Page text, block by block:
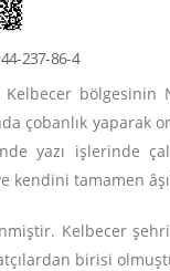
237-86-4
çobanlık yaparak
yazı işlerinde
tamamen
Kelbecer
birisi